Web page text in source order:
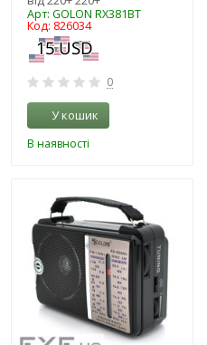
Арт: GOLON RX381BT
Код: 826034
0
У кошик
В наявності